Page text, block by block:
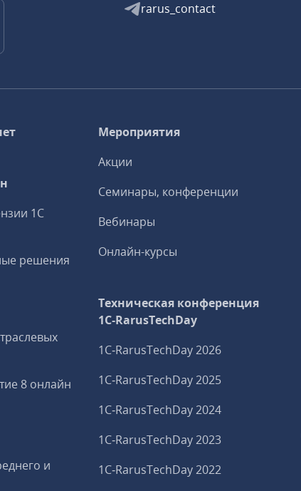
rarus_contact
1С
решения
8 онлайн
и
Мероприятия
Акции
Семинары, конференции
Вебинары
Онлайн-курсы
Техническая конференция
1C‑RarusTechDay
1C‑RarusTechDay 2026
1C‑RarusTechDay 2025
1C‑RarusTechDay 2024
1C‑RarusTechDay 2023
1C‑RarusTechDay 2022